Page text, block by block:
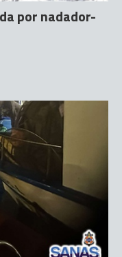
por nadador-